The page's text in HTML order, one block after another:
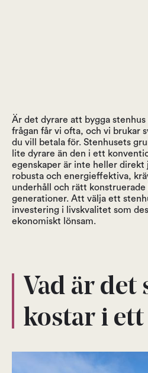
Är det dyrare att bygga stenhus
frågan får vi ofta, och vi brukar
du vill betala för. Stenhusets
lite dyrare än den i ett
egenskaper är inte heller direkt
robusta och energieffektiva,
underhåll och rätt konstruerade
generationer. Att välja ett
investering i livskvalitet som
ekonomiskt lönsam.
Vad är det
kostar i ett